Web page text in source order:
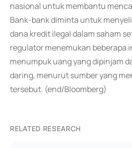
nasional untuk membantu
Bank-bank diminta untuk
dana kredit ilegal dalam saham
regulator menemukan beberapa
menumpuk uang yang dipinjam
daring, menurut sumber yang
tersebut. (end/Bloomberg)
RELATED RESEARCH